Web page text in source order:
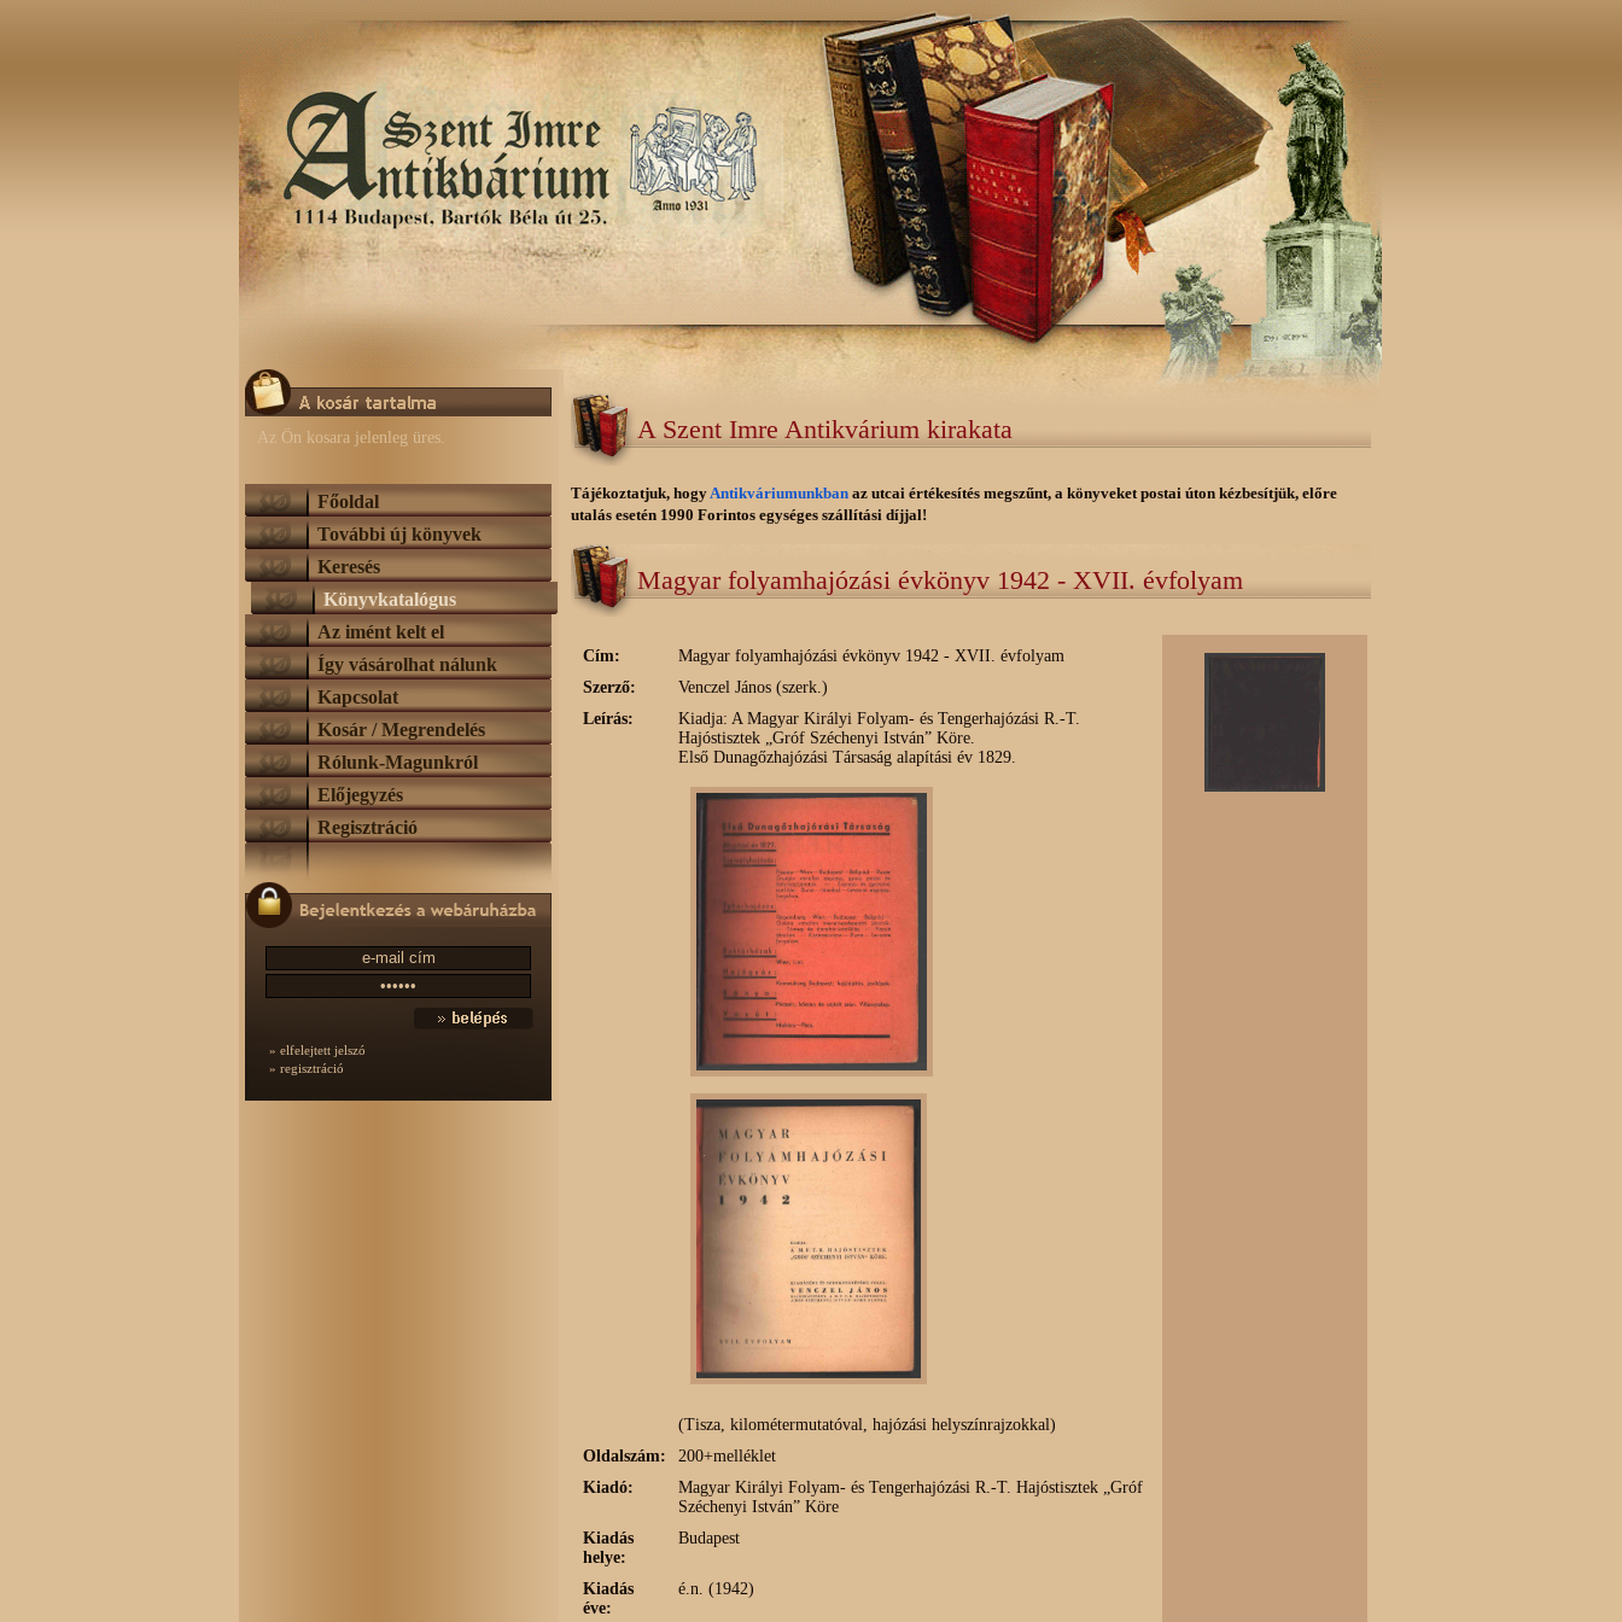
Az Ön kosara jelenleg üres.
Főoldal
További új könyvek
Keresés
Könyvkatalógus
Az imént kelt el
Így vásárolhat nálunk
Kapcsolat
Kosár / Megrendelés
Rólunk-Magunkról
Előjegyzés
Regisztráció
» elfelejtett jelszó
» regisztráció
A Szent Imre Antikvárium kirakata
Tájékoztatjuk, hogyAntikváriumunkban az utcai értékesítés megszűnt, a könyveket postai úton kézbesítjük, előre
utalás esetén 1990 Forintos egységes szállítási díjjal!
Magyar folyamhajózási évkönyv 1942 - XVII. évfolyam
Cím:
Magyar folyamhajózási évkönyv 1942 - XVII. évfolyam
Szerző:
Venczel János (szerk.)
Leírás:
Kiadja: A Magyar Királyi Folyam- és Tengerhajózási R.-T.
Hajóstisztek „Gróf Széchenyi István” Köre.
Első Dunagőzhajózási Társaság alapítási év 1829.
(Tisza, kilométermutatóval, hajózási helyszínrajzokkal)
Oldalszám:
200+melléklet
Kiadó:
Magyar Királyi Folyam- és Tengerhajózási R.-T. Hajóstisztek „Gróf
Széchenyi István” Köre
Kiadás
helye:
Budapest
Kiadás
éve:
é.n. (1942)